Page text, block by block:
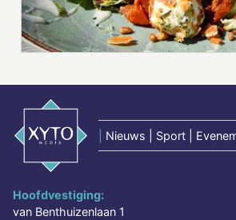
Nieuws | Sport |
Hoofdvestiging:
van Benthuizenlaan 1